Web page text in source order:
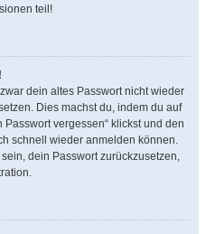
teil!
dein altes Passwort nicht wieder
Dies machst du, indem du auf
vergessen“ klickst und den
schnell wieder anmelden können.
dein Passwort zurückzusetzen,